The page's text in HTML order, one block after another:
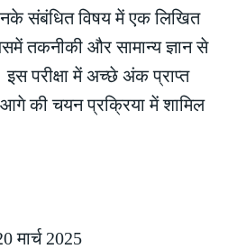
संबंधित विषय में एक लिखित
तकनीकी और सामान्य ज्ञान से
परीक्षा में अच्छे अंक प्राप्त
आगे की चयन प्रक्रिया में शामिल
मार्च 2025